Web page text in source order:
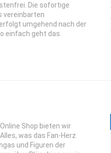
Die sofortige
vereinbarten
umgehend nach der
einfach geht das.
Shop bieten wir
was das Fan-Herz
und Figuren der